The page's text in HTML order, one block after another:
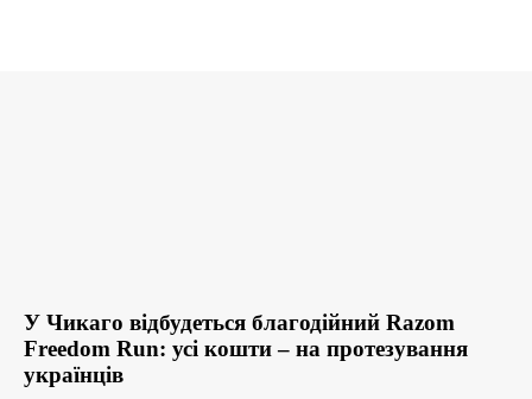
У Чикаго відбудеться благодійний Razom
Freedom Run: усі кошти – на протезування
українців